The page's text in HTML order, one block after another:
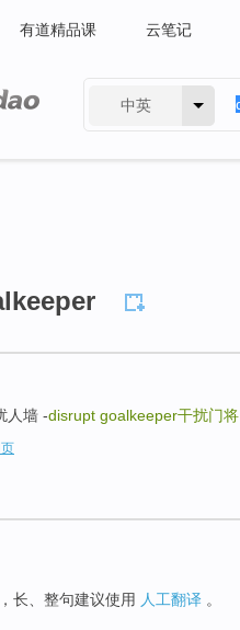
有道精品课 云笔记
中英
人墙 -disrupt goalkeeper干扰门将
长、整句建议使用 人工翻译 。